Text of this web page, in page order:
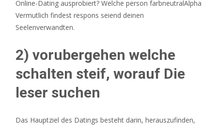
Online-Dating ausprobiert? Welche person farbneutralAlpha
Vermutlich findest respons seiend deinen
Seelenverwandten.
2) vorubergehen welche
schalten steif, worauf Die
leser suchen
Das Hauptziel des Datings besteht darin, herauszufinden,